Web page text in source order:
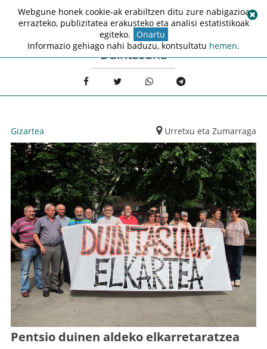
Duintasuna
Gizartea Urretxu eta Zumarraga
Pentsio duinen aldeko elkarretaratzea
Webgune honek cookie-ak erabiltzen ditu zure nabigazioa
errazteko, publizitatea erakusteko eta analisi estatistikoak
egiteko. Onartu
Informazio gehiago nahi baduzu, kontsultatu hemen.